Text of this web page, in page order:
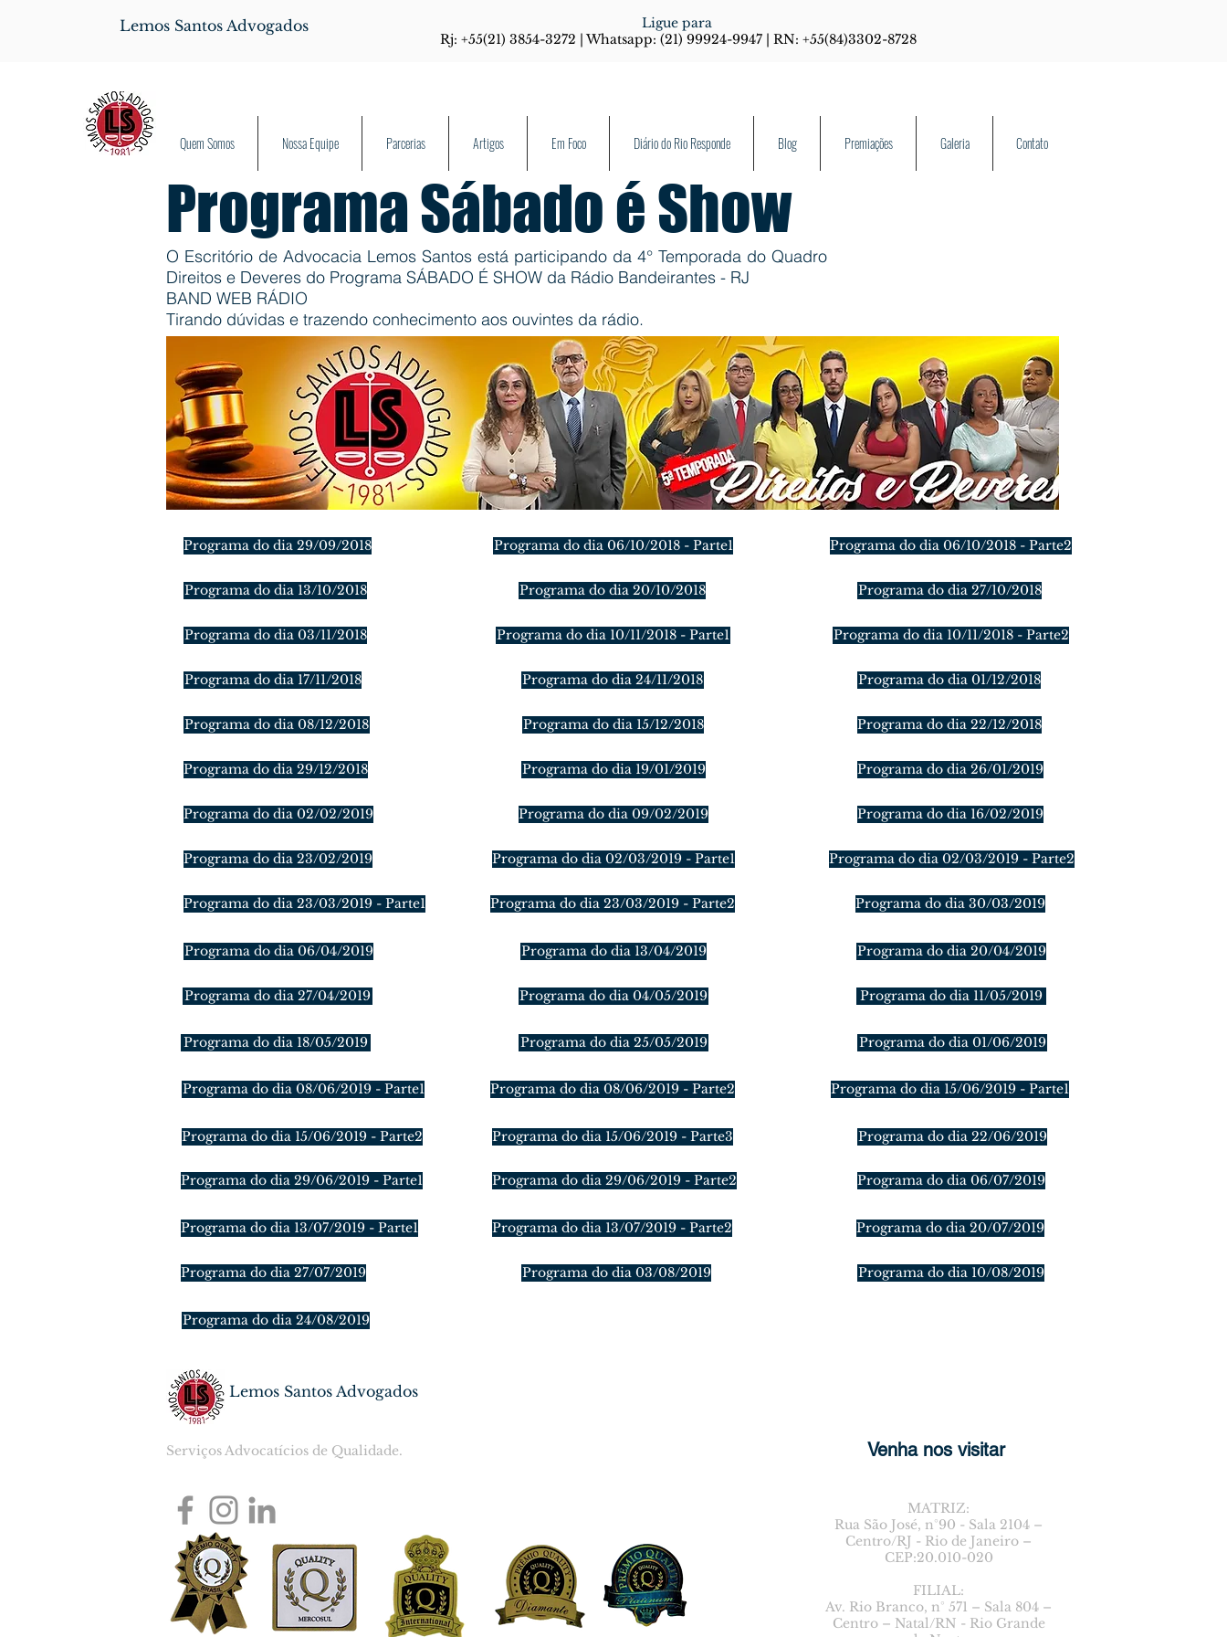
Ligue para
Rj: +55(21) 3854-3272 | Whatsapp: (21) 99924-9947 | RN: +55(84)3302-8728
Lemos Santos Advogados
Quem Somos Nossa Equipe Parcerias Artigos Em Foco Diário do Rio Responde Blog Premiações Galeria Contato
Programa Sábado é Show
O Escritório de Advocacia Lemos Santos está participando da 4° Temporada do Quadro
Direitos e Deveres do Programa SÁBADO É SHOW da Rádio Bandeirantes - RJ
BAND WEB RÁDIO
Tirando dúvidas e trazendo conhecimento aos ouvintes da rádio.
Programa do dia 29/09/2018
Programa do dia 13/10/2018
Programa do dia 03/11/2018
Programa do dia 17/11/2018
Programa do dia 08/12/2018
Programa do dia 29/12/2018
Programa do dia 02/02/2019
Programa do dia 23/02/2019
Programa do dia 23/03/2019 - Parte1
Programa do dia 06/04/2019
Programa do dia 27/04/2019
Programa do dia 18/05/2019
Programa do dia 08/06/2019 - Parte1
Programa do dia 15/06/2019 - Parte2
Programa do dia 29/06/2019 - Parte1
Programa do dia 13/07/2019 - Parte1
Programa do dia 27/07/2019
Programa do dia 06/10/2018 - Parte1
Programa do dia 20/10/2018
Programa do dia 10/11/2018 - Parte1
Programa do dia 24/11/2018
Programa do dia 15/12/2018
Programa do dia 19/01/2019
Programa do dia 09/02/2019
Programa do dia 02/03/2019 - Parte1
Programa do dia 23/03/2019 - Parte2
Programa do dia 13/04/2019
Programa do dia 04/05/2019
Programa do dia 25/05/2019
Programa do dia 08/06/2019 - Parte2
Programa do dia 15/06/2019 - Parte3
Programa do dia 29/06/2019 - Parte2
Programa do dia 13/07/2019 - Parte2
Programa do dia 03/08/2019
Programa do dia 06/10/2018 - Parte2
Programa do dia 27/10/2018
Programa do dia 10/11/2018 - Parte2
Programa do dia 01/12/2018
Programa do dia 22/12/2018
Programa do dia 26/01/2019
Programa do dia 16/02/2019
Programa do dia 02/03/2019 - Parte2
Programa do dia 30/03/2019
Programa do dia 20/04/2019
Programa do dia 11/05/2019
Programa do dia 01/06/2019
Programa do dia 15/06/2019 - Parte1
Programa do dia 22/06/2019
Programa do dia 06/07/2019
Programa do dia 20/07/2019
Programa do dia 10/08/2019
Programa do dia 24/08/2019
Lemos Santos Advogados
Serviços Advocatícios de Qualidade. Venha nos visitar
MATRIZ:
Rua São José, n°90 - Sala 2104 –
Centro/RJ - Rio de Janeiro –
CEP:20.010-020
FILIAL:
Av. Rio Branco, n° 571 – Sala 804 –
Centro – Natal/RN - Rio Grande